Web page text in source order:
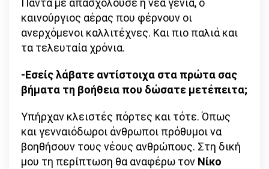
Πάντα με απασχολούσε η νέα γενιά, ο
καινούργιος αέρας που φέρνουν οι
ανερχόμενοι καλλιτέχνες. Και πιο παλιά και
τα τελευταία χρόνια.
-Εσείς λάβατε αντίστοιχα στα πρώτα σας
βήματα τη βοήθεια που δώσατε μετέπειτα;
Υπήρχαν κλειστές πόρτες και τότε. Όπως
και γενναιόδωροι άνθρωποι πρόθυμοι να
βοηθήσουν τους νέους ανθρώπους. Στη δική
μου τη περίπτωση θα αναφέρω τον Νίκο